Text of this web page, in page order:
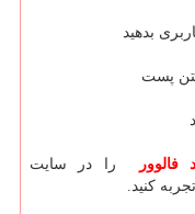
بدهید
پست
فالوور
را در سایت
کنید.